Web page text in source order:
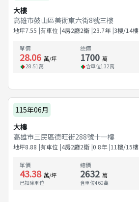
大樓
高雄市鼓山區美術東六街8號三樓
地坪7.55 有車位 4房2廳2衛 23.7年 3樓/14樓
單價
28.06 萬/坪
28.51萬
總價
1700 萬
含車位132萬
115年06月
大樓
高雄市三民區德旺街288號十一樓
地坪8.88 有車位 4房2廳2衛 0.8年 11樓/15樓
單價
43.38 萬/坪
已扣除車位
總價
2632 萬
含車位460萬